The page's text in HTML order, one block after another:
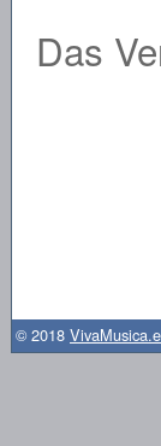
Das
© 2018